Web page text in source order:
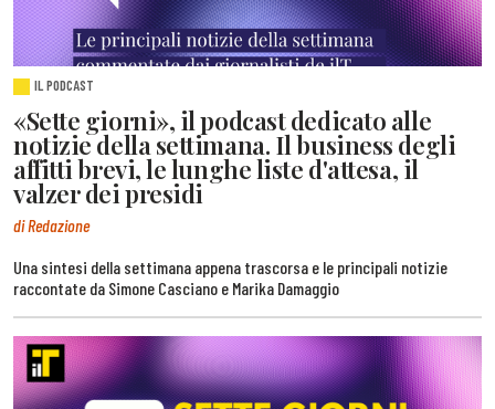
IL PODCAST
«Sette giorni», il podcast dedicato alle
notizie della settimana. Il business degli
affitti brevi, le lunghe liste d'attesa, il
valzer dei presidi
di Redazione
Una sintesi della settimana appena trascorsa e le principali notizie
raccontate da Simone Casciano e Marika Damaggio